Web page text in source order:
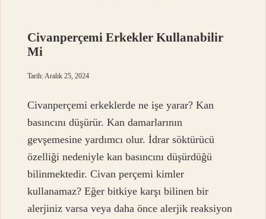
Civanperçemi Erkekler Kullanabilir
Mi
Tarih: Aralık 25, 2024
Civanperçemi erkeklerde ne işe yarar? Kan
basıncını düşürür. Kan damarlarının
gevşemesine yardımcı olur. İdrar söktürücü
özelliği nedeniyle kan basıncını düşürdüğü
bilinmektedir. Civan perçemi kimler
kullanamaz? Eğer bitkiye karşı bilinen bir
alerjiniz varsa veya daha önce alerjik reaksiyon